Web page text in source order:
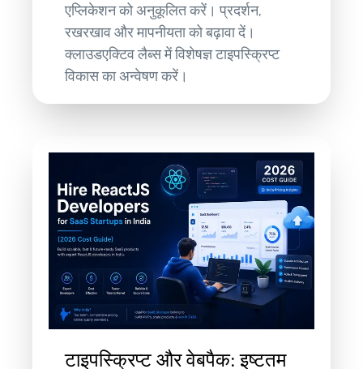
एप्लिकेशन को अनुकूलित करें। प्रदर्शन,
रखरखाव और मापनीयता को बढ़ावा दें।
क्लाउडएक्टिव लैब्स में विशेषज्ञ टाइपस्क्रिप्ट
विकास का अन्वेषण करें।
टाइपस्क्रिप्ट और वेबपैक: इष्टतम